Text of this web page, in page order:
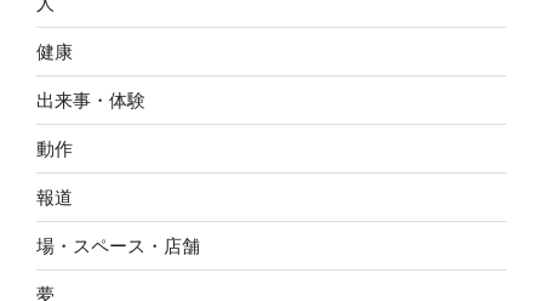
健康
出来事・体験
動作
報道
場・スペース・店舗
夢